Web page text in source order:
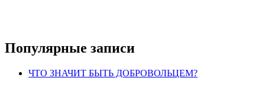
Популярные записи
ЧТО ЗНАЧИТ БЫТЬ ДОБРОВОЛЬЦЕМ?